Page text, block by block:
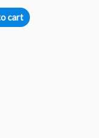
cart